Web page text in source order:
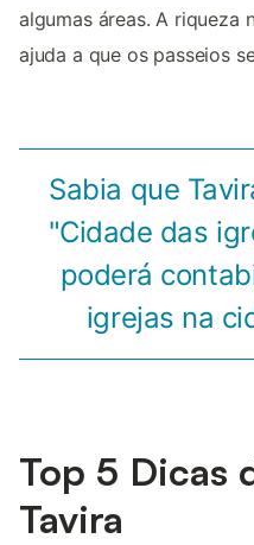
algumas áreas. A riqueza
ajuda a que os passeios
Sabia que
"Cidade das
poderá
igrejas na
Top 5 Dicas
Tavira